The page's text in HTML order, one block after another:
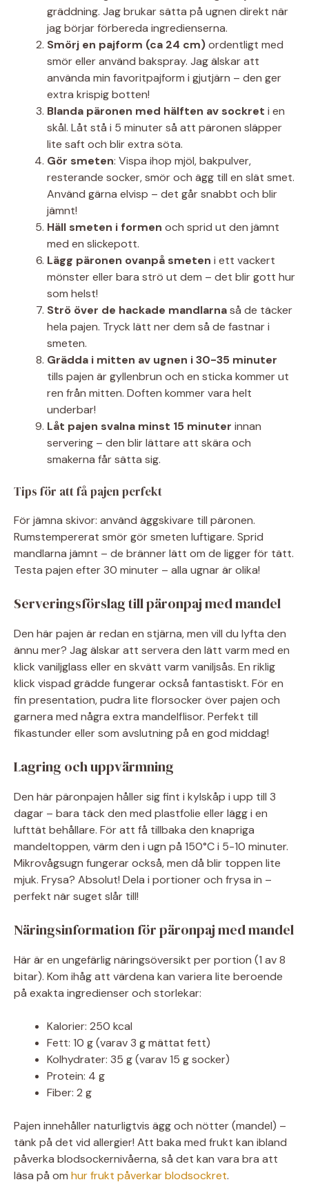
gräddning. Jag brukar sätta på ugnen direkt när
jag börjar förbereda ingredienserna.
Smörj en pajform (ca 24 cm)ordentligt med
smör eller använd bakspray. Jag älskar att
använda min favoritpajform i gjutjärn – den ger
extra krispig botten!
Blanda päronen med hälften av sockret i en
skål. Låt stå i 5 minuter så att päronen släpper
lite saft och blir extra söta.
Gör smeten: Vispa ihop mjöl, bakpulver,
resterande socker, smör och ägg till en slät smet.
Använd gärna elvisp – det går snabbt och blir
jämnt!
Häll smeten i formen och sprid ut den jämnt
med en slickepott.
Lägg päronen ovanpå smeten i ett vackert
mönster eller bara strö ut dem – det blir gott hur
som helst!
Strö över de hackade mandlarnaså de täcker
hela pajen. Tryck lätt ner dem så de fastnar i
smeten.
Grädda i mitten av ugnen i 30-35 minuter
tills pajen är gyllenbrun och en sticka kommer ut
ren från mitten. Doften kommer vara helt
underbar!
Låt pajen svalna minst 15 minuter innan
servering – den blir lättare att skära och
smakerna får sätta sig.
Tips för att få pajen perfekt
För jämna skivor: använd äggskivare till päronen.
Rumstempererat smör gör smeten luftigare. Sprid
mandlarna jämnt – de bränner lätt om de ligger för tätt.
Testa pajen efter 30 minuter – alla ugnar är olika!
Serveringsförslag till päronpaj med mandel
Den här pajen är redan en stjärna, men vill du lyfta den
ännu mer? Jag älskar att servera den lätt varm med en
klick vaniljglass eller en skvätt varm vaniljsås. En riklig
klick vispad grädde fungerar också fantastiskt. För en
fin presentation, pudra lite florsocker över pajen och
garnera med några extra mandelflisor. Perfekt till
fikastunder eller som avslutning på en god middag!
Lagring och uppvärmning
Den här päronpajen håller sig fint i kylskåp i upp till 3
dagar – bara täck den med plastfolie eller lägg i en
lufttät behållare. För att få tillbaka den knapriga
mandeltoppen, värm den i ugn på 150°C i 5-10 minuter.
Mikrovågsugn fungerar också, men då blir toppen lite
mjuk. Frysa? Absolut! Dela i portioner och frysa in –
perfekt när suget slår till!
Näringsinformation för päronpaj med mandel
Här är en ungefärlig näringsöversikt per portion (1 av 8
bitar). Kom ihåg att värdena kan variera lite beroende
på exakta ingredienser och storlekar:
Kalorier: 250 kcal
Fett: 10 g (varav 3 g mättat fett)
Kolhydrater: 35 g (varav 15 g socker)
Protein: 4 g
Fiber: 2 g
Pajen innehåller naturligtvis ägg och nötter (mandel) –
tänk på det vid allergier! Att baka med frukt kan ibland
påverka blodsockernivåerna, så det kan vara bra att
läsa på om hur frukt påverkar blodsockret.